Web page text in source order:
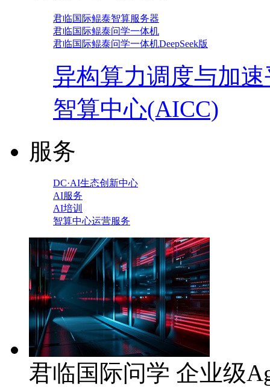
君临国际鲲泰智算服务器
君临国际鲲泰问学一体机
君临国际鲲泰问学一体机DeepSeek版
异构算力调度与加
智算中心(AICC)
服务
DC·AI生态创新中心
AI服务
AI培训
智算中心运营服务
君临国际问学 企业级